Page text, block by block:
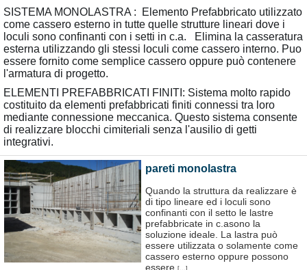
SISTEMA MONOLASTRA : Elemento Prefabbricato utilizzato
come cassero esterno in tutte quelle strutture lineari dove i
loculi sono confinanti con i setti in c.a. Elimina la casseratura
esterna utilizzando gli stessi loculi come cassero interno. Puo
essere fornito come semplice cassero oppure può contenere
l'armatura di progetto.
ELEMENTI PREFABBRICATI FINITI: Sistema molto rapido
costituito da elementi prefabbricati finiti connessi tra loro
mediante connessione meccanica. Questo sistema consente
di realizzare blocchi cimiteriali senza l'ausilio di getti
integrativi.
pareti monolastra
Quando la struttura da realizzare è
di tipo lineare ed i loculi sono
confinanti con il setto le lastre
prefabbricate in c.asono la
soluzione ideale. La lastra può
essere utilizzata o solamente come
cassero esterno oppure possono
essere [...]